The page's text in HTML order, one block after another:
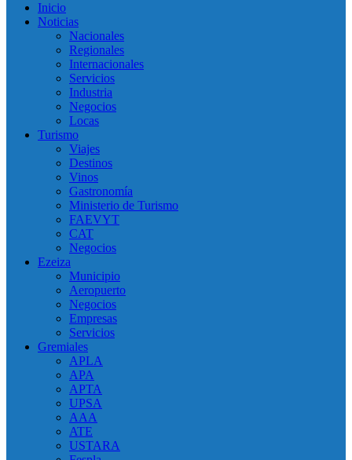
Inicio
Noticias
Nacionales
Regionales
Internacionales
Servicios
Industria
Negocios
Locas
Turismo
Viajes
Destinos
Vinos
Gastronomía
Ministerio de Turismo
FAEVYT
CAT
Negocios
Ezeiza
Municipio
Aeropuerto
Negocios
Empresas
Servicios
Gremiales
APLA
APA
APTA
UPSA
AAA
ATE
USTARA